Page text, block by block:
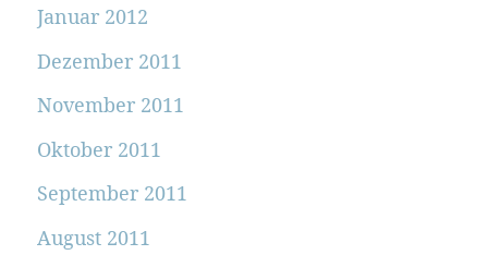
Januar 2012
Dezember 2011
November 2011
Oktober 2011
September 2011
August 2011